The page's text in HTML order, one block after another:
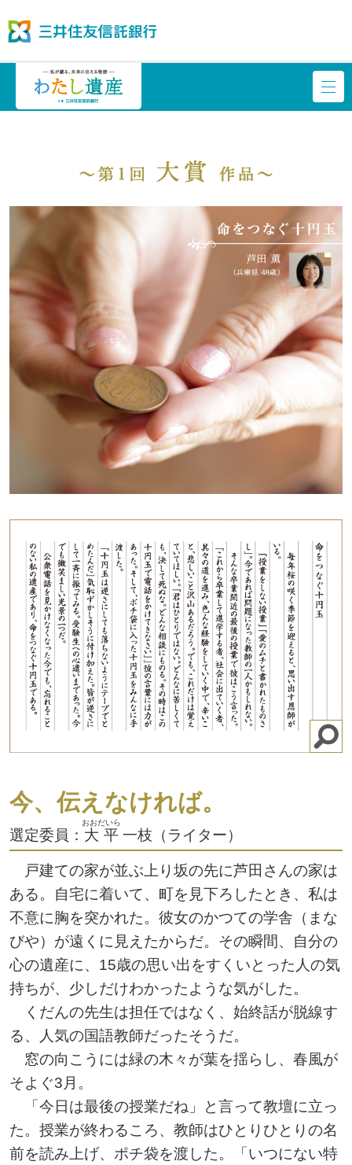
今、伝えなければ。
選定委員： 大平
おおだいら
一枝（ライター）
戸建ての家が並ぶ上り坂の先に芦田さんの家は
ある。自宅に着いて、町を見下ろしたとき、私は
不意に胸を突かれた。彼女のかつての学舎（まな
びや）が遠くに見えたからだ。その瞬間、自分の
心の遺産に、15歳の思い出をすくいとった人の気
持ちが、少しだけわかったような気がした。
くだんの先生は担任ではなく、始終話が脱線す
る、人気の国語教師だったそうだ。
窓の向こうには緑の木々が葉を揺らし、春風が
そよぐ3月。
「今日は最後の授業だね」と言って教壇に立っ
た。授業が終わるころ、教師はひとりひとりの名
前を読み上げ、ポチ袋を渡した。「いつにない特